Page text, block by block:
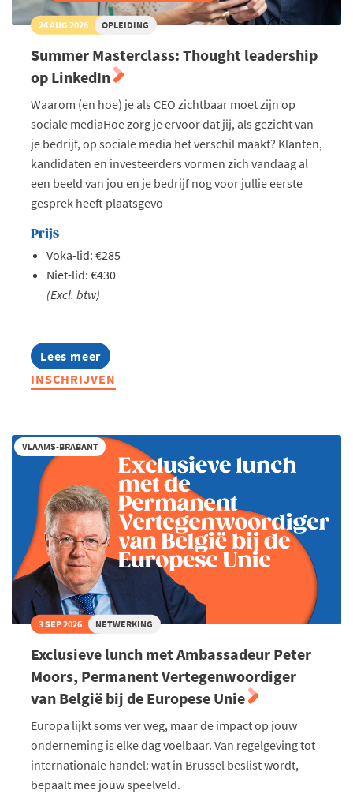
24 AUG 2026 OPLEIDING
Summer Masterclass: Thought leadership
op LinkedIn
Waarom (en hoe) je als CEO zichtbaar moet zijn op
sociale mediaHoe zorg je ervoor dat jij, als gezicht van
je bedrijf, op sociale media het verschil maakt? Klanten,
kandidaten en investeerders vormen zich vandaag al
een beeld van jou en je bedrijf nog voor jullie eerste
gesprek heeft plaatsgevo
Prijs
Voka-lid: €285
Niet-lid: €430
(Excl. btw)
Lees meer
about
Summer
Masterclass:
LinkedIn
INSCHRIJVEN
VLAAMS-BRABANT
3 SEP 2026 NETWERKING
Exclusieve lunch met Ambassadeur Peter
Moors, Permanent Vertegenwoordiger
van België bij de Europese Unie
Europa lijkt soms ver weg, maar de impact op jouw
onderneming is elke dag voelbaar. Van regelgeving tot
internationale handel: wat in Brussel beslist wordt,
bepaalt mee jouw speelveld.